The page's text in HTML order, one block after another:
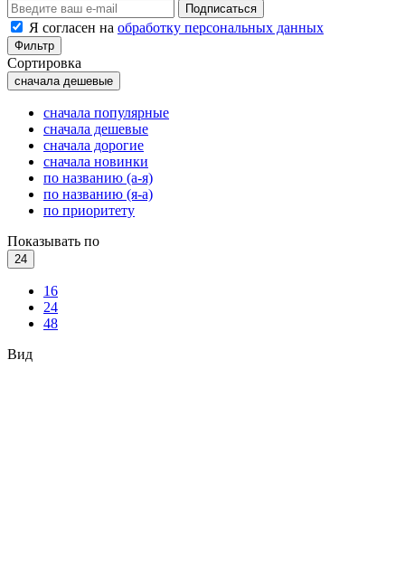
Подписаться
Я согласен на обработку персональных данных
Фильтр
Сортировка
сначала дешевые
сначала популярные
сначала дешевые
сначала дорогие
сначала новинки
по названию (а-я)
по названию (я-а)
по приоритету
Показывать по
24
16
24
48
Вид